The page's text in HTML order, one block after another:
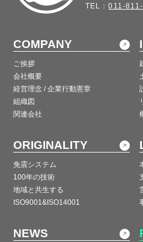
TEL：011-
COMPANY
ご挨拶
会社概要
経営理念 / 企業行動憲章
組織図
関連会社
ORIGINALITY
免震システム
100年の技術
地域と共生する
ISO9001&ISO14001
NEWS